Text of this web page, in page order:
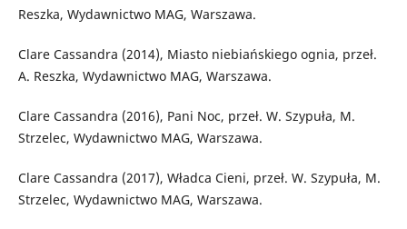
Reszka, Wydawnictwo MAG, Warszawa.
Clare Cassandra (2014), Miasto niebiańskiego ognia, przeł.
A. Reszka, Wydawnictwo MAG, Warszawa.
Clare Cassandra (2016), Pani Noc, przeł. W. Szypuła, M.
Strzelec, Wydawnictwo MAG, Warszawa.
Clare Cassandra (2017), Władca Cieni, przeł. W. Szypuła, M.
Strzelec, Wydawnictwo MAG, Warszawa.